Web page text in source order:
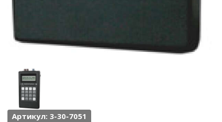
Артикул: 3-30-7051